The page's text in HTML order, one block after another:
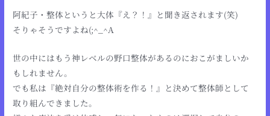
阿紀子・整体というと大体『え？！』と聞き返されます(笑)
そりゃそうですよね(;^_^A
世の中にはもう神レベルの野口整体があるのにおこがましいか
もしれません。
でも私は『絶対自分の整体術を作る！』と決めて整体師として
取り組んできました。